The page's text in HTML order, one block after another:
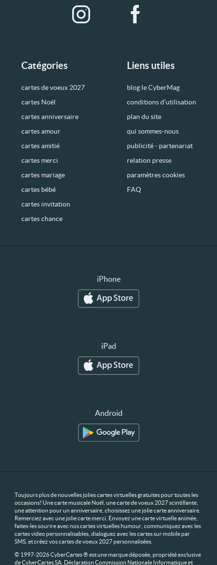
Catégories
cartes de voeux 2027
cartes Noël
cartes anniversaire
cartes amour
cartes amitié
cartes merci
cartes mariage
cartes bébé
cartes invitation
cartes chance
Liens utiles
blog le CyberMag
conditions d’utilisation
plan du site
qui sommes-nous
publicité - partenariat
relation presse
paramètres cookies
FAQ
iPhone
iPad
Android
Toujours plus de nouvelles jolies cartes virtuelles gratuites pour toutes les
occasions! Une carte musicale Noël, une carte de voeux 2027 scintillante,
une attention pour un anniversaire, choisissez une jolie carte anniversaire.
Remerciez avec une jolie carte merci. Envoyez une carte virtuelle animée,
faites-les sourire avec nos cartes virtuelles humour, communiquez avec les
cartes video personnalisables, dialoguez avec les cartes sur mobile par
SMS, et créez vos cartes de voeux 2027 personnalisées.
© 1997-2026 CyberCartes ® est une marque déposée, propriété exclusive
de CyberCartes SA. Déclaration Commission Nationale Informatique et